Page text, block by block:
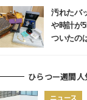
汚れたバ
や時計が
ついたの
ひらつー週間
ニュース